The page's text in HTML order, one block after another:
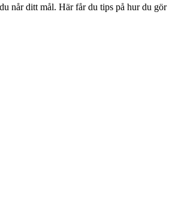
når ditt mål. Här får du tips på hur du gör